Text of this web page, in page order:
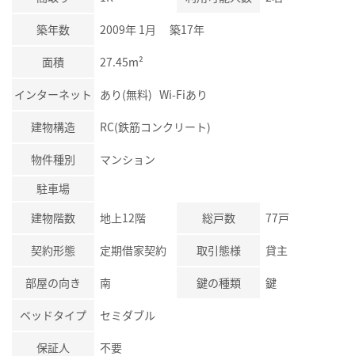
築年数 2009年 1月 築17年
面積 27.45m²
インターネット あり(無料) Wi-Fiあり
建物構造 RC(鉄筋コンクリート)
物件種別
マンション
駐車場
建物階数
地上12階 総戸数 77戸
契約形態 定期借家契約 取引態様 貸主
部屋の向き 南 鍵の種類 鍵
ベッドタイプ セミダブル
保証人
不要